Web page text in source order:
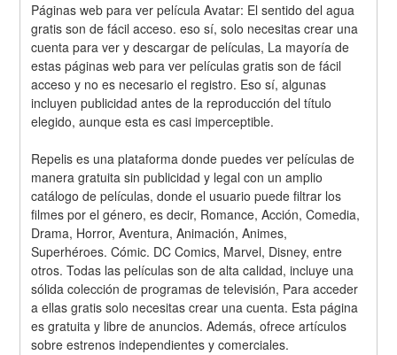
Páginas web para ver película Avatar: El sentido del agua
gratis son de fácil acceso. eso sí, solo necesitas crear una
cuenta para ver y descargar de películas, La mayoría de
estas páginas web para ver películas gratis son de fácil
acceso y no es necesario el registro. Eso sí, algunas
incluyen publicidad antes de la reproducción del título
elegido, aunque esta es casi imperceptible.
Repelis es una plataforma donde puedes ver películas de
manera gratuita sin publicidad y legal con un amplio
catálogo de películas, donde el usuario puede filtrar los
filmes por el género, es decir, Romance, Acción, Comedia,
Drama, Horror, Aventura, Animación, Animes,
Superhéroes. Cómic. DC Comics, Marvel, Disney, entre
otros. Todas las películas son de alta calidad, incluye una
sólida colección de programas de televisión, Para acceder
a ellas gratis solo necesitas crear una cuenta. Esta página
es gratuita y libre de anuncios. Además, ofrece artículos
sobre estrenos independientes y comerciales.